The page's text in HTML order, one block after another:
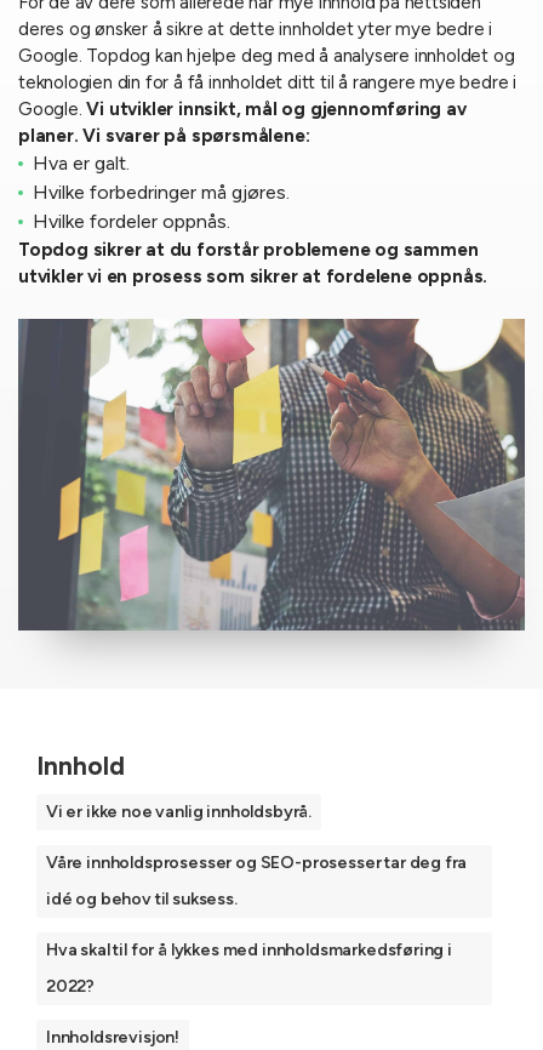
deres og ønsker å sikre at dette innholdet yter mye bedre i
Google. Topdog kan hjelpe deg med å analysere innholdet og
teknologien din for å få innholdet ditt til å rangere mye bedre i
Google.Vi utvikler innsikt, mål og gjennomføring av
planer. Vi svarer på spørsmålene:
Hva er galt.
Hvilke forbedringer må gjøres.
Hvilke fordeler oppnås.
Topdog sikrer at du forstår problemene og sammen
utvikler vi en prosess som sikrer at fordelene oppnås.
Innhold
Vi er ikke noe vanlig innholdsbyrå.
Våre innholdsprosesser og SEO-prosesser tar deg fra
idé og behov til suksess.
Hva skal til for å lykkes med innholdsmarkedsføring i
2022?
Innholdsrevisjon!